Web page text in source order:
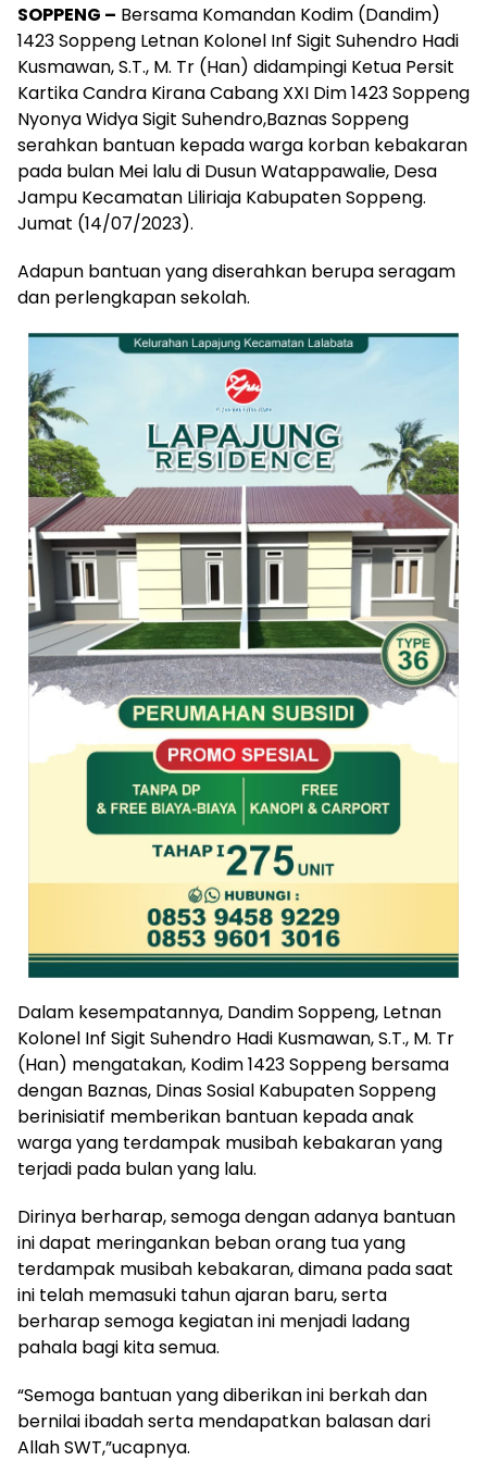
SOPPENG – Bersama Komandan Kodim (Dandim)
1423 Soppeng Letnan Kolonel Inf Sigit Suhendro Hadi
Kusmawan, S.T., M. Tr (Han) didampingi Ketua Persit
Kartika Candra Kirana Cabang XXI Dim 1423 Soppeng
Nyonya Widya Sigit Suhendro,Baznas Soppeng
serahkan bantuan kepada warga korban kebakaran
pada bulan Mei lalu di Dusun Watappawalie, Desa
Jampu Kecamatan Liliriaja Kabupaten Soppeng.
Jumat (14/07/2023).
Adapun bantuan yang diserahkan berupa seragam
dan perlengkapan sekolah.
Dalam kesempatannya, Dandim Soppeng, Letnan
Kolonel Inf Sigit Suhendro Hadi Kusmawan, S.T., M. Tr
(Han) mengatakan, Kodim 1423 Soppeng bersama
dengan Baznas, Dinas Sosial Kabupaten Soppeng
berinisiatif memberikan bantuan kepada anak
warga yang terdampak musibah kebakaran yang
terjadi pada bulan yang lalu.
Dirinya berharap, semoga dengan adanya bantuan
ini dapat meringankan beban orang tua yang
terdampak musibah kebakaran, dimana pada saat
ini telah memasuki tahun ajaran baru, serta
berharap semoga kegiatan ini menjadi ladang
pahala bagi kita semua.
“Semoga bantuan yang diberikan ini berkah dan
bernilai ibadah serta mendapatkan balasan dari
Allah SWT,”ucapnya.